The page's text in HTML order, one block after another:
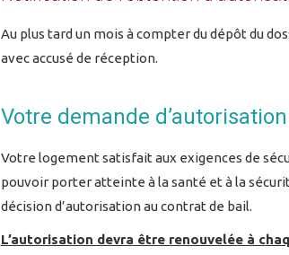
Au plus tard un mois à compter du dépôt du
avec accusé de réception.
Votre demande
Votre logement satisfait aux exigences de
pouvoir porter atteinte à la santé et à la
décision d’autorisation au contrat de bail.
L’autorisation devra être renouvelée à